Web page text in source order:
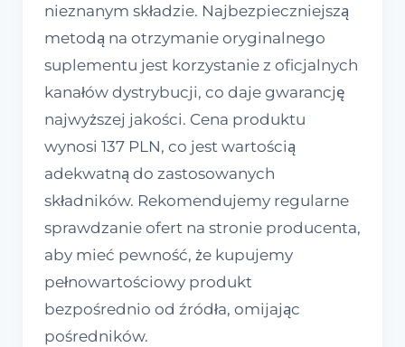
nieznanym składzie. Najbezpieczniejszą
metodą na otrzymanie oryginalnego
suplementu jest korzystanie z oficjalnych
kanałów dystrybucji, co daje gwarancję
najwyższej jakości. Cena produktu
wynosi 137 PLN, co jest wartością
adekwatną do zastosowanych
składników. Rekomendujemy regularne
sprawdzanie ofert na stronie producenta,
aby mieć pewność, że kupujemy
pełnowartościowy produkt
bezpośrednio od źródła, omijając
pośredników.